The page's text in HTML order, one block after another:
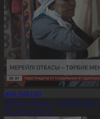
отбасы – тәрбие мен
20:19